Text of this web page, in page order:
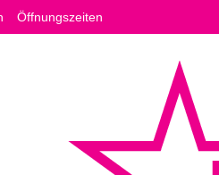
Öffnungszeiten